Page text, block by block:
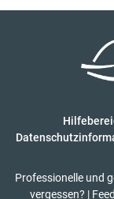
Professionelle und
vergessen? |